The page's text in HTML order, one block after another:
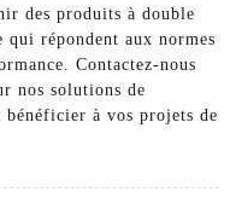
des produits à double
répondent aux normes
Contactez-nous
nos solutions de
bénéficier à vos projets de